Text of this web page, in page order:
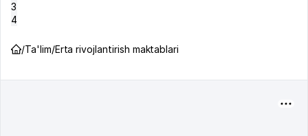
3
4
/Ta'lim/Erta rivojlantirish maktablari